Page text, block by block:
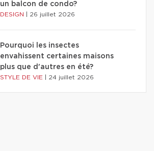
un balcon de condo?
DESIGN 26 juillet 2026
Pourquoi les insectes
envahissent certaines maisons
plus que d'autres en été?
STYLE DE VIE 24 juillet 2026